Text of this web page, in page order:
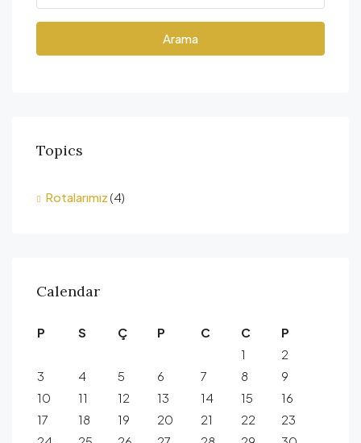
Arama
Topics
Rotalarımız (4)
Calendar
P S Ç P C C
P
1
2
3
4 5 6 7 8
9
10
11 12 13 14 15
16
17
18 19 20 21 22
23